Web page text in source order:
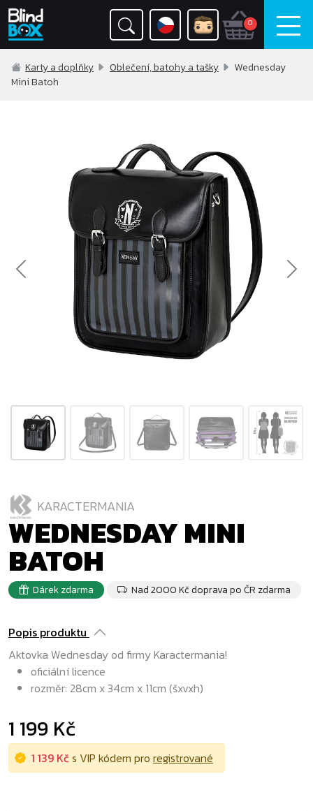
0
Karty a doplňky Oblečení, batohy a tašky
Wednesday
Mini Batoh
Previous
KARACTERMANIA
WEDNESDAY MINI
BATOH
Dárek zdarma Nad 2000 Kč doprava po ČR zdarma
Popis produktu
Aktovka Wednesday od firmy Karactermania!
oficiální licence
rozměr: 28cm x 34cm x 11cm (šxvxh)
1 199 Kč
1 139 Kčs VIP kódem pro registrované